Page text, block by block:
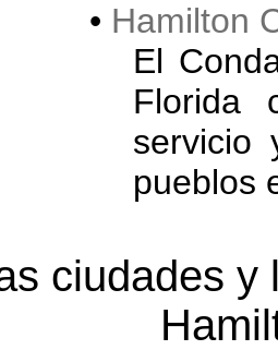
• Hamilton
El
Florida
servicio
pueblos
ciudades y